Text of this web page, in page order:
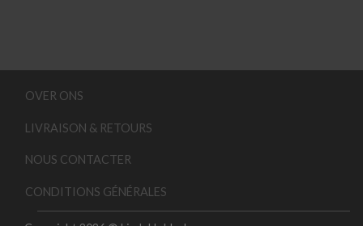
OVER ONS
LIVRAISON & RETOURS
NOUS CONTACTER
CONDITIONS GÉNÉRALES